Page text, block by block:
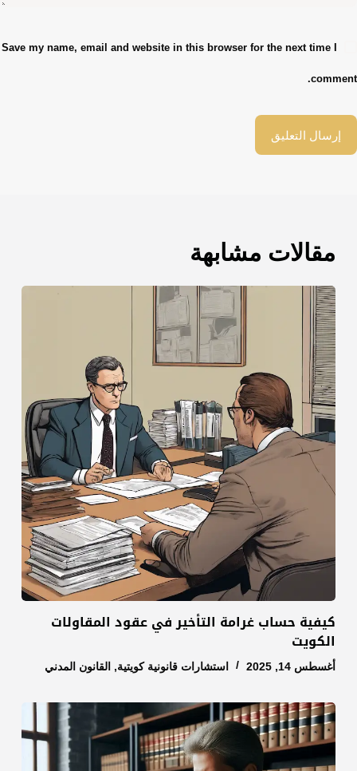
Save my name, email and website in this browser for the next time I
comment.
إرسال التعليق
مقالات مشابهة
كيفية حساب غرامة التأخير في عقود المقاولات
الكويت
أغسطس 14, 2025 استشارات قانونية كويتية, القانون المدني